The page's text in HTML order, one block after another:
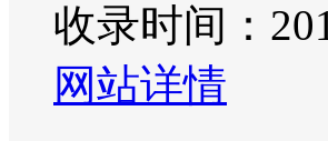
收录时间：
网站详情